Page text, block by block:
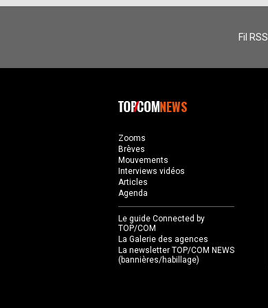
Fil RSS
NEWS
Zooms
Brèves
Mouvements
Interviews vidéos
Articles
Agenda
Le guide Connected by
TOP/COM
La Galerie des agences
La newsletter TOP/COM NEWS
(bannières/habillage)